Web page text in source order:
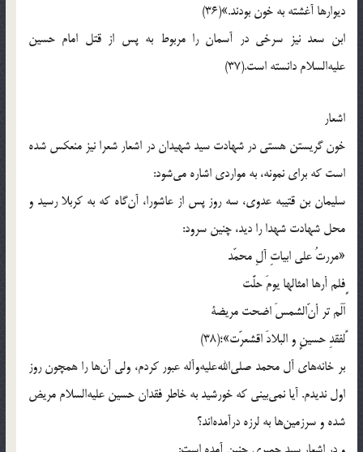
دیوارها آغشته به خون بودند.»(36)
ابن سعد نیز سرخی در آسمان را مربوط به پس از قتل امام حسین
علیه‌السلام دانسته است.(37)
اشعار
خون گریستن هستی در شهادت سید شهیدان در اشعار شعرا نیز منعکس شده
است که برای نمونه، به مواردی اشاره می‌شود:
سلیمان بن قتیبه عدوی، سه روز پس از عاشورا، آن‌گاه که به کربلا رسید و
محل شهادت شهدا را دید، چنین سرود:
«مررتُ علی ابیاتِ آلِ محمّد
ٍفلم أرها امثالها یومَ حلَّت
اَلَم تر أنّ‌الشمسَ اضحت مریضة
ًلفقدِ حسینٍ و البلادَ اقشعرّت»؛(38)
بر خانه‌های آل محمد صلی‌الله‌علیه‌و‌آله عبور کردم، ولی آن‌ها را همچون روز
اول ندیدم. آیا نمی‌بینی که خورشید به خاطر فقدان حسین علیه‌السلام مریض
شده و سرزمین‌ها به لرزه درآمده‌اند؟